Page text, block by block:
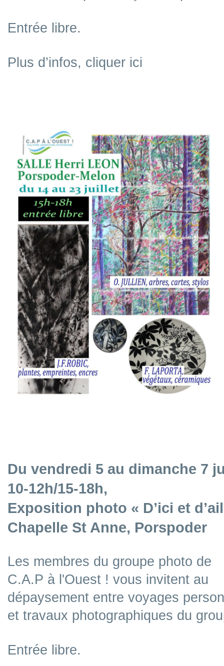
Entrée libre.
Plus d’infos, cliquer ici
Du vendredi 5 au dimanche 7
10-12h/15-18h,
Exposition photo « D’ici et
Chapelle St Anne, Porspoder
Les membres du groupe photo de
C.A.P à l'Ouest ! vous invitent au
dépaysement entre voyages
et travaux photographiques du
Entrée libre.